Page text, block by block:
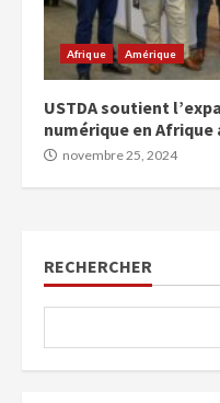
Afrique Amérique
USTDA soutient
numérique en
novembre 25, 2024
RECHERCHER